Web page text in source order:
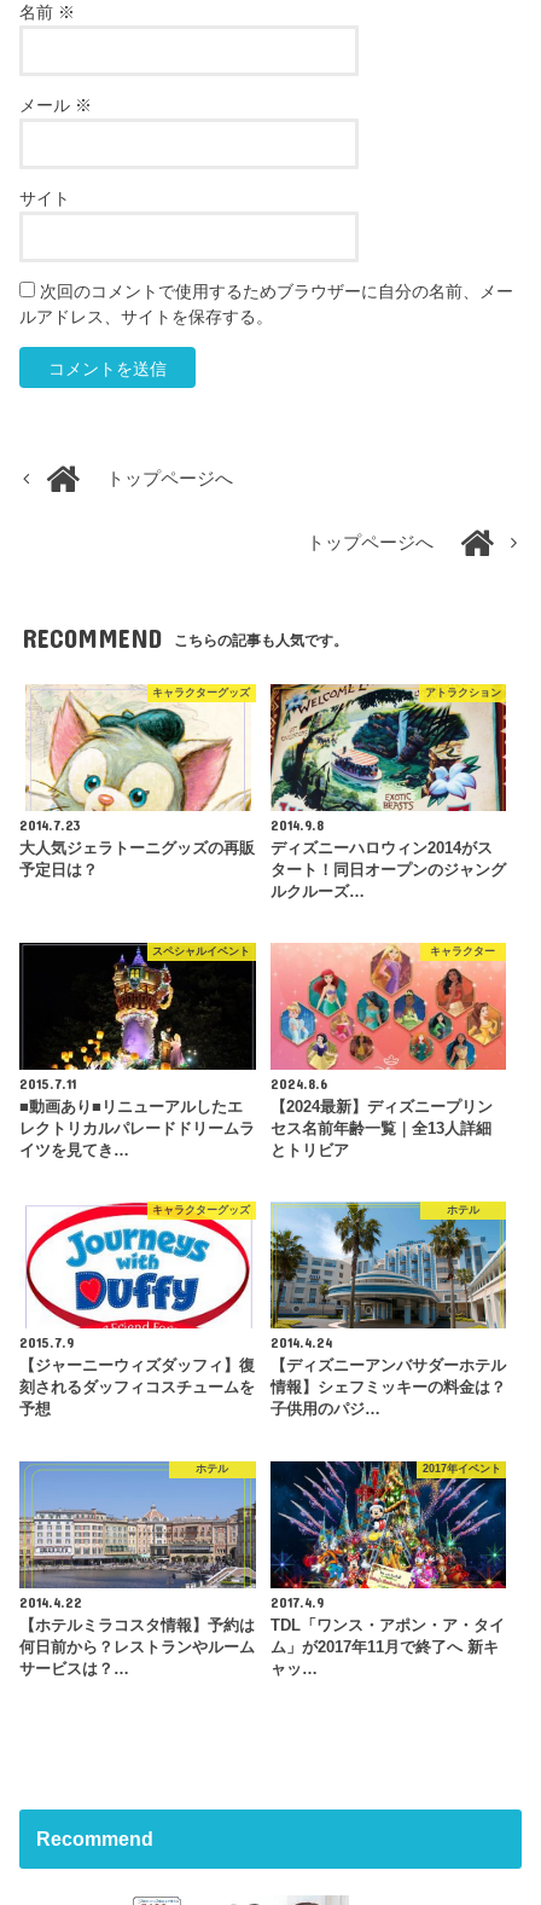
名前 ※
メール ※
サイト
次回のコメントで使用するためブラウザーに自分の名前、メー
ルアドレス、サイトを保存する。
トップページへ
トップページへ
RECOMMEND こちらの記事も人気です。
キャラクターグッズ
2014.7.23
大人気ジェラトーニグッズの再販
予定日は？
アトラクション
2014.9.8
ディズニーハロウィン2014がス
タート！同日オープンのジャング
ルクルーズ…
スペシャルイベント
2015.7.11
■動画あり■リニューアルしたエ
レクトリカルパレードドリームラ
イツを見てき…
キャラクター
2024.8.6
【2024最新】ディズニープリン
セス名前年齢一覧｜全13人詳細
とトリビア
キャラクターグッズ
2015.7.9
【ジャーニーウィズダッフィ】復
刻されるダッフィコスチュームを
予想
ホテル
2014.4.24
【ディズニーアンバサダーホテル
情報】シェフミッキーの料金は？
子供用のパジ…
ホテル
2014.4.22
【ホテルミラコスタ情報】予約は
何日前から？レストランやルーム
サービスは？…
2017年イベント
2017.4.9
TDL「ワンス・アポン・ア・タイ
ム」が2017年11月で終了へ 新キ
ャッ…
Recommend